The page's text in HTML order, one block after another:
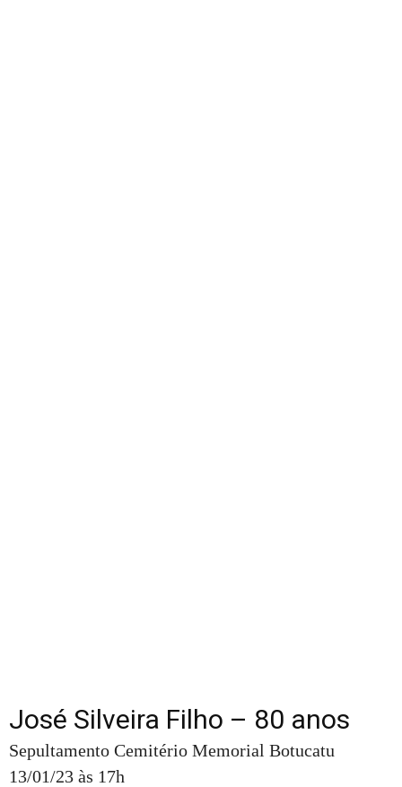
José Silveira Filho – 80 anos
Sepultamento Cemitério Memorial Botucatu
13/01/23 às 17h